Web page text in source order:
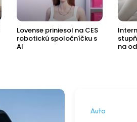
Lovense priniesol na CES
robotickú spoločníčku s
AI
na
Auto